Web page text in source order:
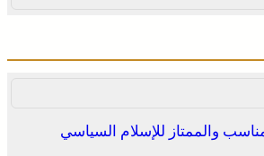
والممتاز للإسلام السياسي